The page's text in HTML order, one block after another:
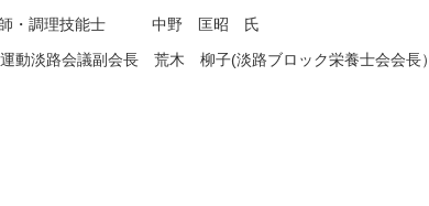
技能士 中野 匡昭 氏
淡路会議副会長 荒木 柳子(淡路ブロック栄養士会会長）